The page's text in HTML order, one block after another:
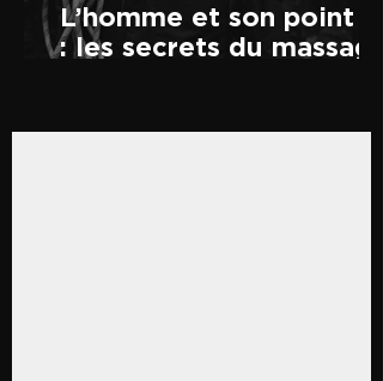
L’homme et son point P
: les secrets du massage